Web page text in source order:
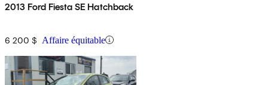
2013 Ford Fiesta SE Hatchback
6 200 $ Affaire équitable